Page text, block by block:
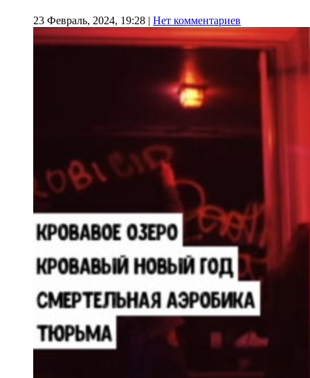
23 Февраль, 2024, 19:28 | Нет комментариев